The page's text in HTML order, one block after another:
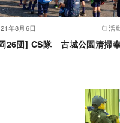
年8月6日 活
26団] CS隊 古城公園清掃